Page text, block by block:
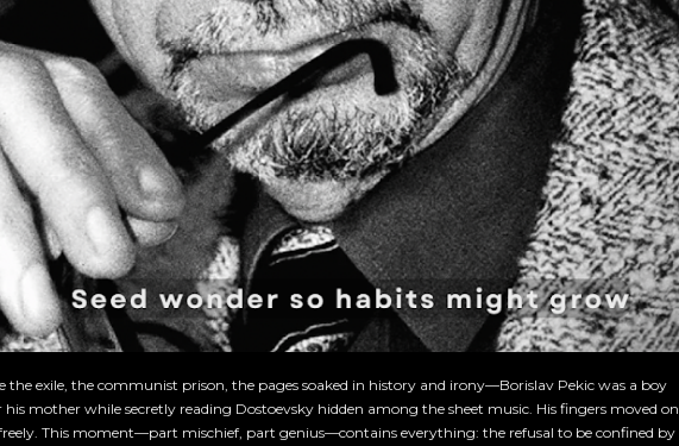
the exile, the communist prison, the pages soaked in history and irony—Borislav Pekic was a boy
mother while secretly reading Dostoevsky hidden among the sheet music. His fingers moved on
This moment—part mischief, part genius—contains everything: the refusal to be confined by